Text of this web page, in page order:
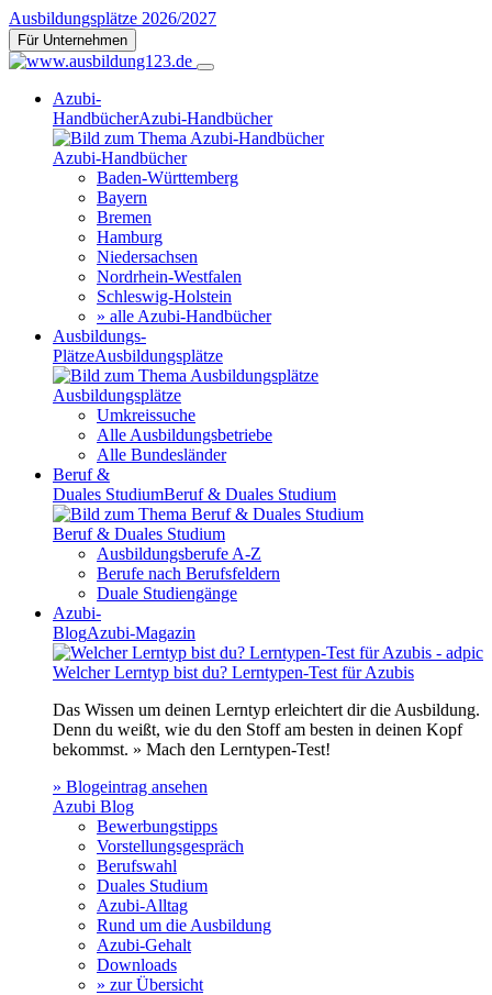
Ausbildungsplätze 2026/2027
Für Unternehmen
Azubi-
HandbücherAzubi-Handbücher
Azubi-Handbücher
Baden-Württemberg
Bayern
Bremen
Hamburg
Niedersachsen
Nordrhein-Westfalen
Schleswig-Holstein
» alle Azubi-Handbücher
Ausbildungs-
PlätzeAusbildungsplätze
Ausbildungsplätze
Umkreissuche
Alle Ausbildungsbetriebe
Alle Bundesländer
Beruf &
Duales StudiumBeruf & Duales Studium
Beruf & Duales Studium
Ausbildungsberufe A-Z
Berufe nach Berufsfeldern
Duale Studiengänge
Azubi-
BlogAzubi-Magazin
Welcher Lerntyp bist du? Lerntypen-Test für Azubis
Das Wissen um deinen Lerntyp erleichtert dir die Ausbildung.
Denn du weißt, wie du den Stoff am besten in deinen Kopf
bekommst. » Mach den Lerntypen-Test!
» Blogeintrag ansehen
Azubi Blog
Bewerbungstipps
Vorstellungsgespräch
Berufswahl
Duales Studium
Azubi-Alltag
Rund um die Ausbildung
Azubi-Gehalt
Downloads
» zur Übersicht